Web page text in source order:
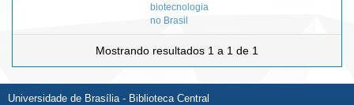
biotecnologia
no Brasil
Mostrando resultados 1 a 1 de 1
Universidade de Brasília - Biblioteca Central